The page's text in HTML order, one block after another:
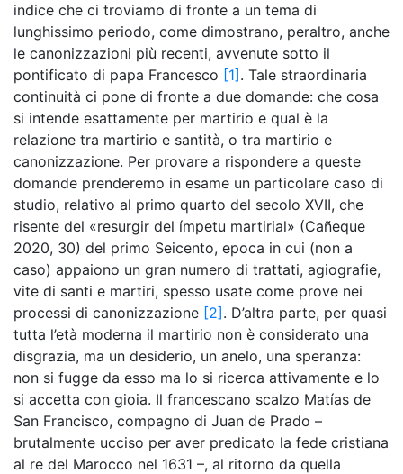
indice che ci troviamo di fronte a un tema di
lunghissimo periodo, come dimostrano, peraltro, anche
le canonizzazioni più recenti, avvenute sotto il
pontificato di papa Francesco [1] . Tale straordinaria
continuità ci pone di fronte a due domande: che cosa
si intende esattamente per martirio e qual è la
relazione tra martirio e santità, o tra martirio e
canonizzazione. Per provare a rispondere a queste
domande prenderemo in esame un particolare caso di
studio, relativo al primo quarto del secolo XVII, che
risente del «resurgir del ímpetu martirial» (Cañeque
2020, 30) del primo Seicento, epoca in cui (non a
caso) appaiono un gran numero di trattati, agiografie,
vite di santi e martiri, spesso usate come prove nei
processi di canonizzazione [2] . D’altra parte, per quasi
tutta l’età moderna il martirio non è considerato una
disgrazia, ma un desiderio, un anelo, una speranza:
non si fugge da esso ma lo si ricerca attivamente e lo
si accetta con gioia. Il francescano scalzo Matías de
San Francisco, compagno di Juan de Prado –
brutalmente ucciso per aver predicato la fede cristiana
al re del Marocco nel 1631 –, al ritorno da quella